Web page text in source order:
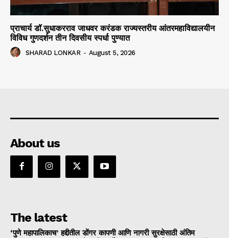
प्राचार्य डॉ.सुधाकरराव जाधवर करंडक राज्यस्तरीय आंतरमहाविद्यालयीन
विविध गुणदर्शन तीन दिवसीय स्पर्धा पुण्यात
SHARAD LONKAR - August 5, 2026
About us
The latest
‘पुणे महापालिकाच’ हद्दीतील डोंगर कापणी आणि नागरी सुरक्षेसाठी अंतिम